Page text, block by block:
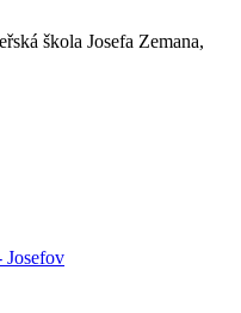
škola Josefa Zemana,
Josefov